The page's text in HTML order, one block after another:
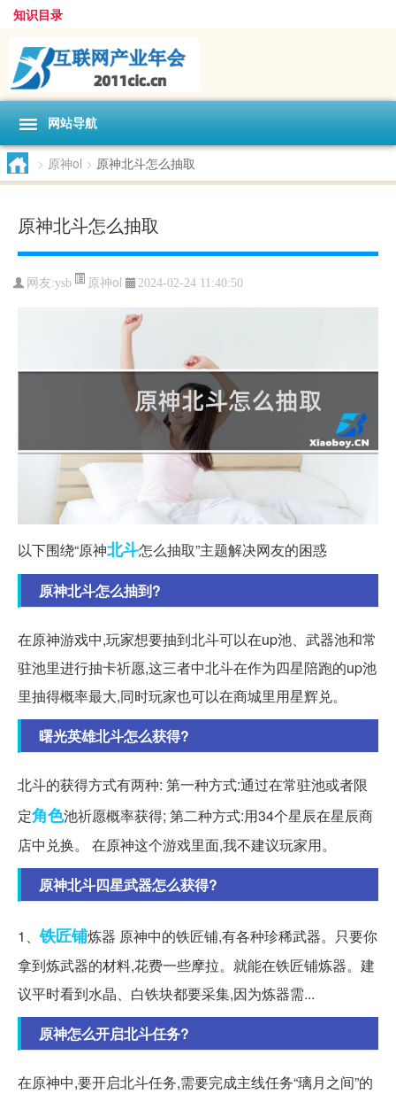
知识目录
网站导航
> 原神ol > 原神北斗怎么抽取
原神北斗怎么抽取
网友:ysb 原神ol 2024-02-24 11:40:50
以下围绕“原神北斗怎么抽取”主题解决网友的困惑
原神北斗怎么抽到?
在原神游戏中,玩家想要抽到北斗可以在up池、武器池和常
驻池里进行抽卡祈愿,这三者中北斗在作为四星陪跑的up池
里抽得概率最大,同时玩家也可以在商城里用星辉兑。
曙光英雄北斗怎么获得?
北斗的获得方式有两种: 第一种方式:通过在常驻池或者限
定角色池祈愿概率获得; 第二种方式:用34个星辰在星辰商
店中兑换。 在原神这个游戏里面,我不建议玩家用。
原神北斗四星武器怎么获得?
1、铁匠铺炼器 原神中的铁匠铺,有各种珍稀武器。只要你
拿到炼武器的材料,花费一些摩拉。就能在铁匠铺炼器。建
议平时看到水晶、白铁块都要采集,因为炼器需...
原神怎么开启北斗任务?
在原神中,要开启北斗任务,需要完成主线任务“璃月之间”的